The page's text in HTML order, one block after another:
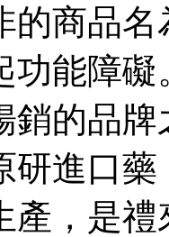
的商品名
功能障
銷的品牌
研進口
產，是